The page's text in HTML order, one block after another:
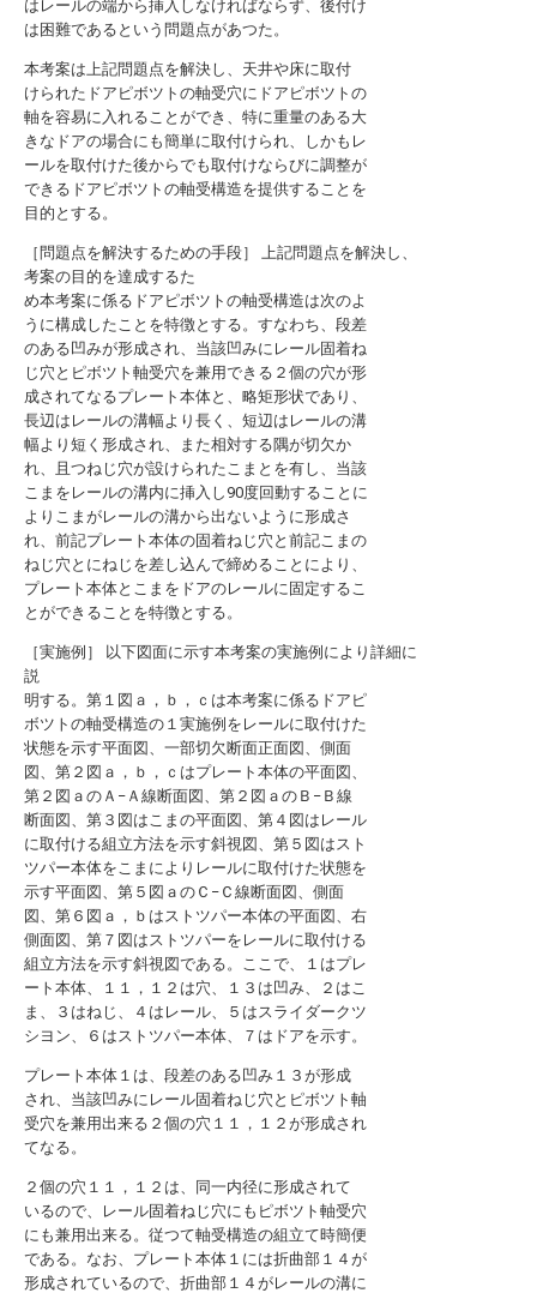
はレールの端から挿入しなければならず、後付け
は困難であるという問題点があつた。
本考案は上記問題点を解決し、天井や床に取付
けられたドアピボツトの軸受穴にドアピボツトの
軸を容易に入れることができ、特に重量のある大
きなドアの場合にも簡単に取付けられ、しかもレ
ールを取付けた後からでも取付けならびに調整が
できるドアピボツトの軸受構造を提供することを
目的とする。
［問題点を解決するための手段］ 上記問題点を解決し、
考案の目的を達成するた
め本考案に係るドアピボツトの軸受構造は次のよ
うに構成したことを特徴とする。すなわち、段差
のある凹みが形成され、当該凹みにレール固着ね
じ穴とピボツト軸受穴を兼用できる２個の穴が形
成されてなるプレート本体と、略矩形状であり、
長辺はレールの溝幅より長く、短辺はレールの溝
幅より短く形成され、また相対する隅が切欠か
れ、且つねじ穴が設けられたこまとを有し、当該
こまをレールの溝内に挿入し90度回動することに
よりこまがレールの溝から出ないように形成さ
れ、前記プレート本体の固着ねじ穴と前記こまの
ねじ穴とにねじを差し込んで締めることにより、
プレート本体とこまをドアのレールに固定するこ
とができることを特徴とする。
［実施例］ 以下図面に示す本考案の実施例により詳細に
説
明する。第１図ａ，ｂ，ｃは本考案に係るドアピ
ボツトの軸受構造の１実施例をレールに取付けた
状態を示す平面図、一部切欠断面正面図、側面
図、第２図ａ，ｂ，ｃはプレート本体の平面図、
第２図ａのＡ−Ａ線断面図、第２図ａのＢ−Ｂ線
断面図、第３図はこまの平面図、第４図はレール
に取付ける組立方法を示す斜視図、第５図はスト
ツパー本体をこまによりレールに取付けた状態を
示す平面図、第５図ａのＣ−Ｃ線断面図、側面
図、第６図ａ，ｂはストツパー本体の平面図、右
側面図、第７図はストツパーをレールに取付ける
組立方法を示す斜視図である。ここで、１はプレ
ート本体、１１，１２は穴、１３は凹み、２はこ
ま、３はねじ、４はレール、５はスライダークツ
シヨン、６はストツパー本体、７はドアを示す。
プレート本体１は、段差のある凹み１３が形成
され、当該凹みにレール固着ねじ穴とピボツト軸
受穴を兼用出来る２個の穴１１，１２が形成され
てなる。
２個の穴１１，１２は、同一内径に形成されて
いるので、レール固着ねじ穴にもピボツト軸受穴
にも兼用出来る。従つて軸受構造の組立て時簡便
である。なお、プレート本体１には折曲部１４が
形成されているので、折曲部１４がレールの溝に